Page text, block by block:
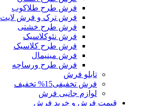
فرش طرح طلاکوب
فرش ترک و فرش لایت
فرش طرح خشتی
فرش نئوکلاسیک
فرش طرح کلاسیک
فرش مینیمال
فرش طرح ورساچه
تابلو فرش
فرش تخفیفی15% تخفیف
لوازم جانبی فرش
قیمت فرش و خرید فرش